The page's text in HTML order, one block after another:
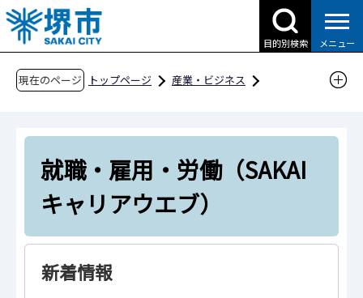
こ
の
ペ
目的別検索 メニュー
現在のページ トップページ
産業・ビジネス
就職・雇用・労働（SAKAI
キャリアウエブ）
新着情報